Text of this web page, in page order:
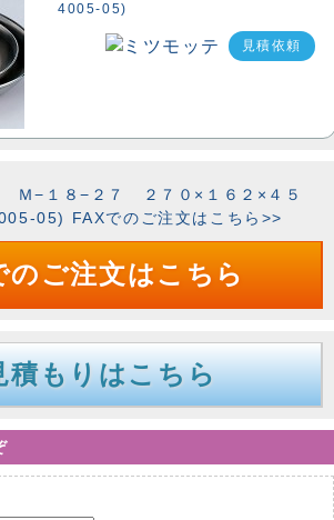
4005-05)
見積依頼
−１８−２７ ２７０×１６２×４５
05) FAXでのご注文はこちら>>
のご注文はこちら
積もりはこちら